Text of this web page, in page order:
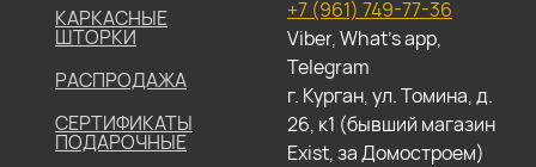
КАРКАСНЫЕ
ШТОРКИ
РАСПРОДАЖА
СЕРТИФИКАТЫ
ПОДАРОЧНЫЕ
+7 (961) 749-77-36
Viber, What's app,
Telegram
г. Курган, ул. Томина, д.
26, к1 (бывший магазин
Exist, за Домостроем)